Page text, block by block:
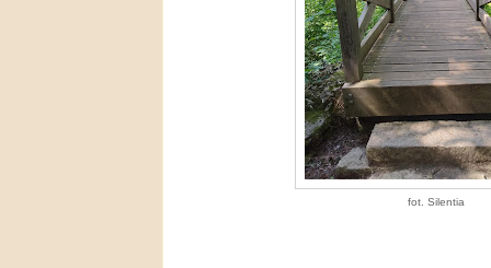
fot. Silentia